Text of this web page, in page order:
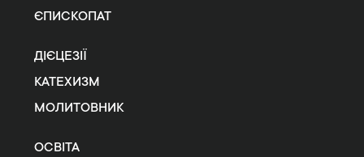
ЄПИСКОПАТ
ДІЄЦЕЗІЇ
КАТЕХИЗМ
МОЛИТОВНИК
ОСВІТА